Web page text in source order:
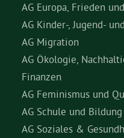
AG Europa, Frieden
AG Kinder-, Jugend-
AG Migration
AG Ökologie,
Finanzen
AG Feminismus und
AG Schule und Bildung
AG Soziales &